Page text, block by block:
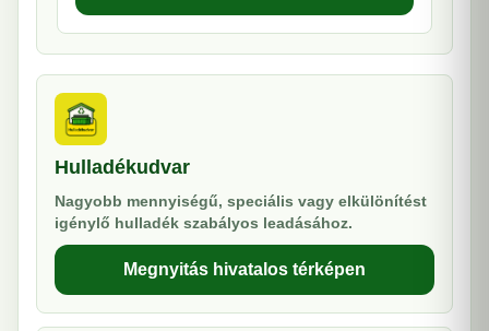
Hulladékudvar
Nagyobb mennyiségű, speciális vagy elkülönítést
igénylő hulladék szabályos leadásához.
Megnyitás hivatalos térképen